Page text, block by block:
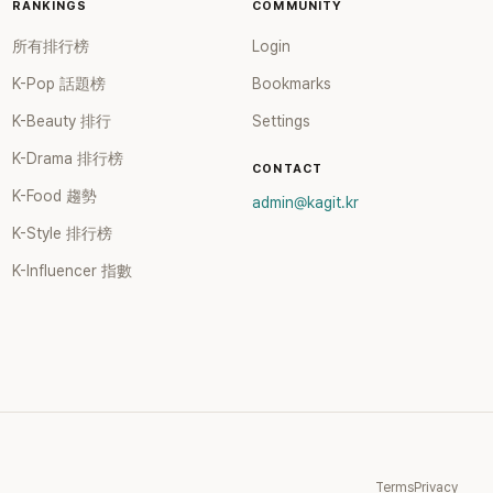
RANKINGS
所有排行榜
K-Pop 話題榜
K-Beauty 排行
K-Drama 排行榜
K-Food 趨勢
K-Style 排行榜
K-Influencer 指數
COMMUNITY
Login
Bookmarks
Settings
CONTACT
admin@kagit.kr
TermsPrivacy